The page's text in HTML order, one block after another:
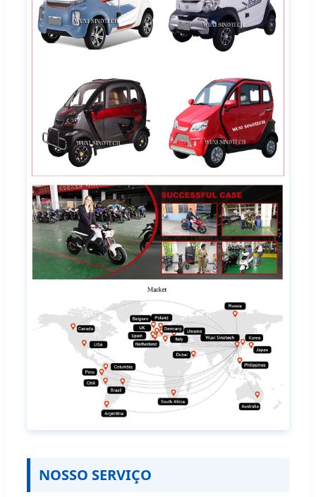
NOSSO SERVIÇO